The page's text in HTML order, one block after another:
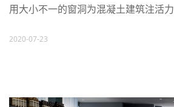
用大小不一的窗洞为混凝土建筑注活力
2020-07-23